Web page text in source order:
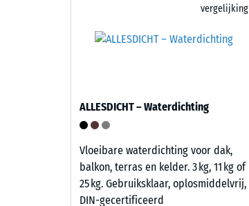
slijtlaag
van
circa
3,3
mm
bestaat
vergelijking
ALLESDICHT – Waterdichting
Vloeibare waterdichting voor dak,
balkon, terras en kelder. 3 kg, 11 kg of
25 kg. Gebruiksklaar, oplosmiddelvrij,
DIN-gecertificeerd